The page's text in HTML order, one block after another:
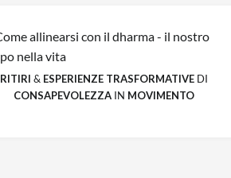
RITIRI & ESPERIENZE TRASFORMATIVEDI
CONSAPEVOLEZZAIN MOVIMENTO